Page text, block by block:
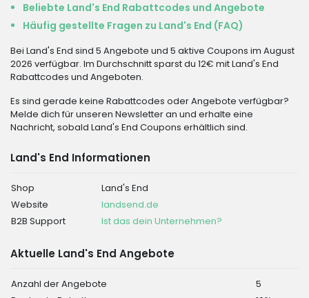
Beliebte Land's End Rabattcodes und Angebote
Häufig gestellte Fragen zu Land's End (FAQ)
Bei Land's End sind 5 Angebote und 5 aktive Coupons im August
2026 verfügbar. Im Durchschnitt sparst du 12€ mit Land's End
Rabattcodes und Angeboten.
Es sind gerade keine Rabattcodes oder Angebote verfügbar?
Melde dich für unseren Newsletter an und erhalte eine
Nachricht, sobald Land's End Coupons erhältlich sind.
Land's End Informationen
Shop
Land's End
Website
landsend.de
B2B Support
Ist das dein Unternehmen?
Aktuelle Land's End Angebote
Anzahl der Angebote
5